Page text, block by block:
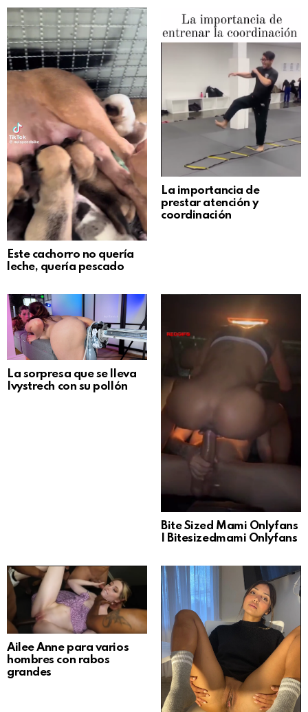
Este cachorro no quería
leche, quería pescado
La importancia de
prestar atención y
coordinación
La sorpresa que se lleva
Ivystrech con su pollón
Bite Sized Mami Onlyfans
| Bitesizedmami Onlyfans
Ailee Anne para varios
hombres con rabos
grandes